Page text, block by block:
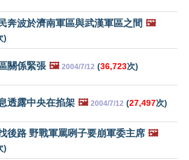
奔波於濟南軍區與武漢軍區之間 🖼️
)
關係緊張 🖼️ 2004/7/12 (36,723次)
透露中央在掐架 🖼️ 2004/7/12 (27,497次)
後路 野戰軍罵咧子要崩軍委主席 🖼️
)